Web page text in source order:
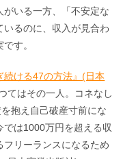
がいる一方、「不安定な
るのに、収入が見合わ
す。
続ける47の方法』(日本
てはその一人。コネなし
抱え自己破産寸前にな
では1000万円を超える収
フリーランスになるため